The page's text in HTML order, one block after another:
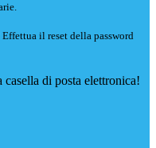
il reset della password
di posta elettronica!